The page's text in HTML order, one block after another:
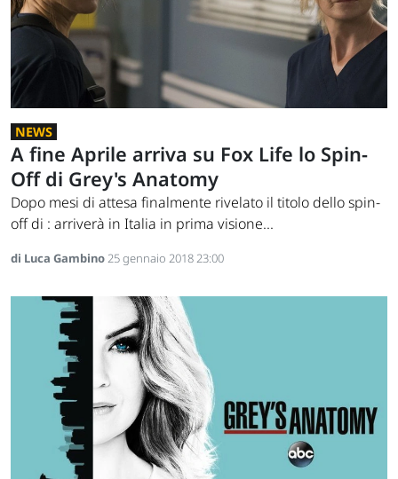
NEWS
A fine Aprile arriva su Fox Life lo Spin-
Off di Grey's Anatomy
Dopo mesi di attesa finalmente rivelato il titolo dello spin-
off di : arriverà in Italia in prima visione...
di Luca Gambino25 gennaio 2018 23:00